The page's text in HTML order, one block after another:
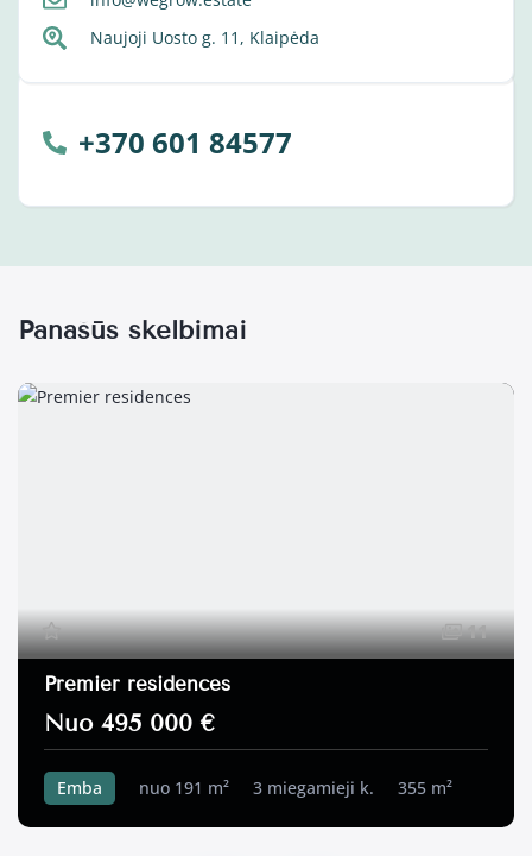
Naujoji Uosto g. 11, Klaipėda
+370 601 84577
Panašūs skelbimai
11
Premier residences
Nuo 495 000 €
Emba nuo 191 m² 3 miegamieji k. 355 m²